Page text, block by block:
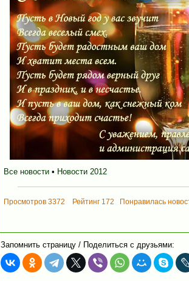
Все новости • Новости 2012
Просмотров 3372 Рейтинг 172 Понравилась
Запомнить страницу / Поделиться с друзьями: